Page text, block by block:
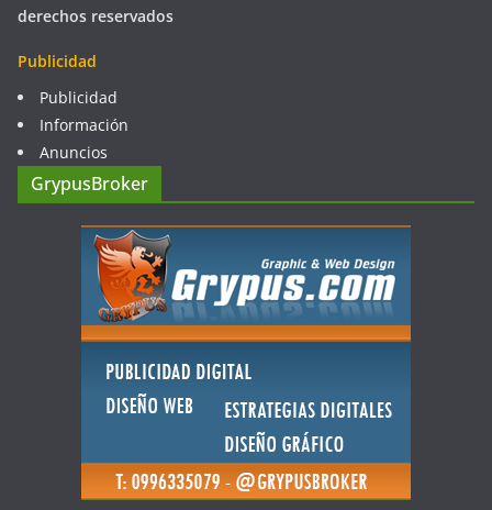
derechos reservados
Publicidad
Publicidad
Información
Anuncios
GrypusBroker